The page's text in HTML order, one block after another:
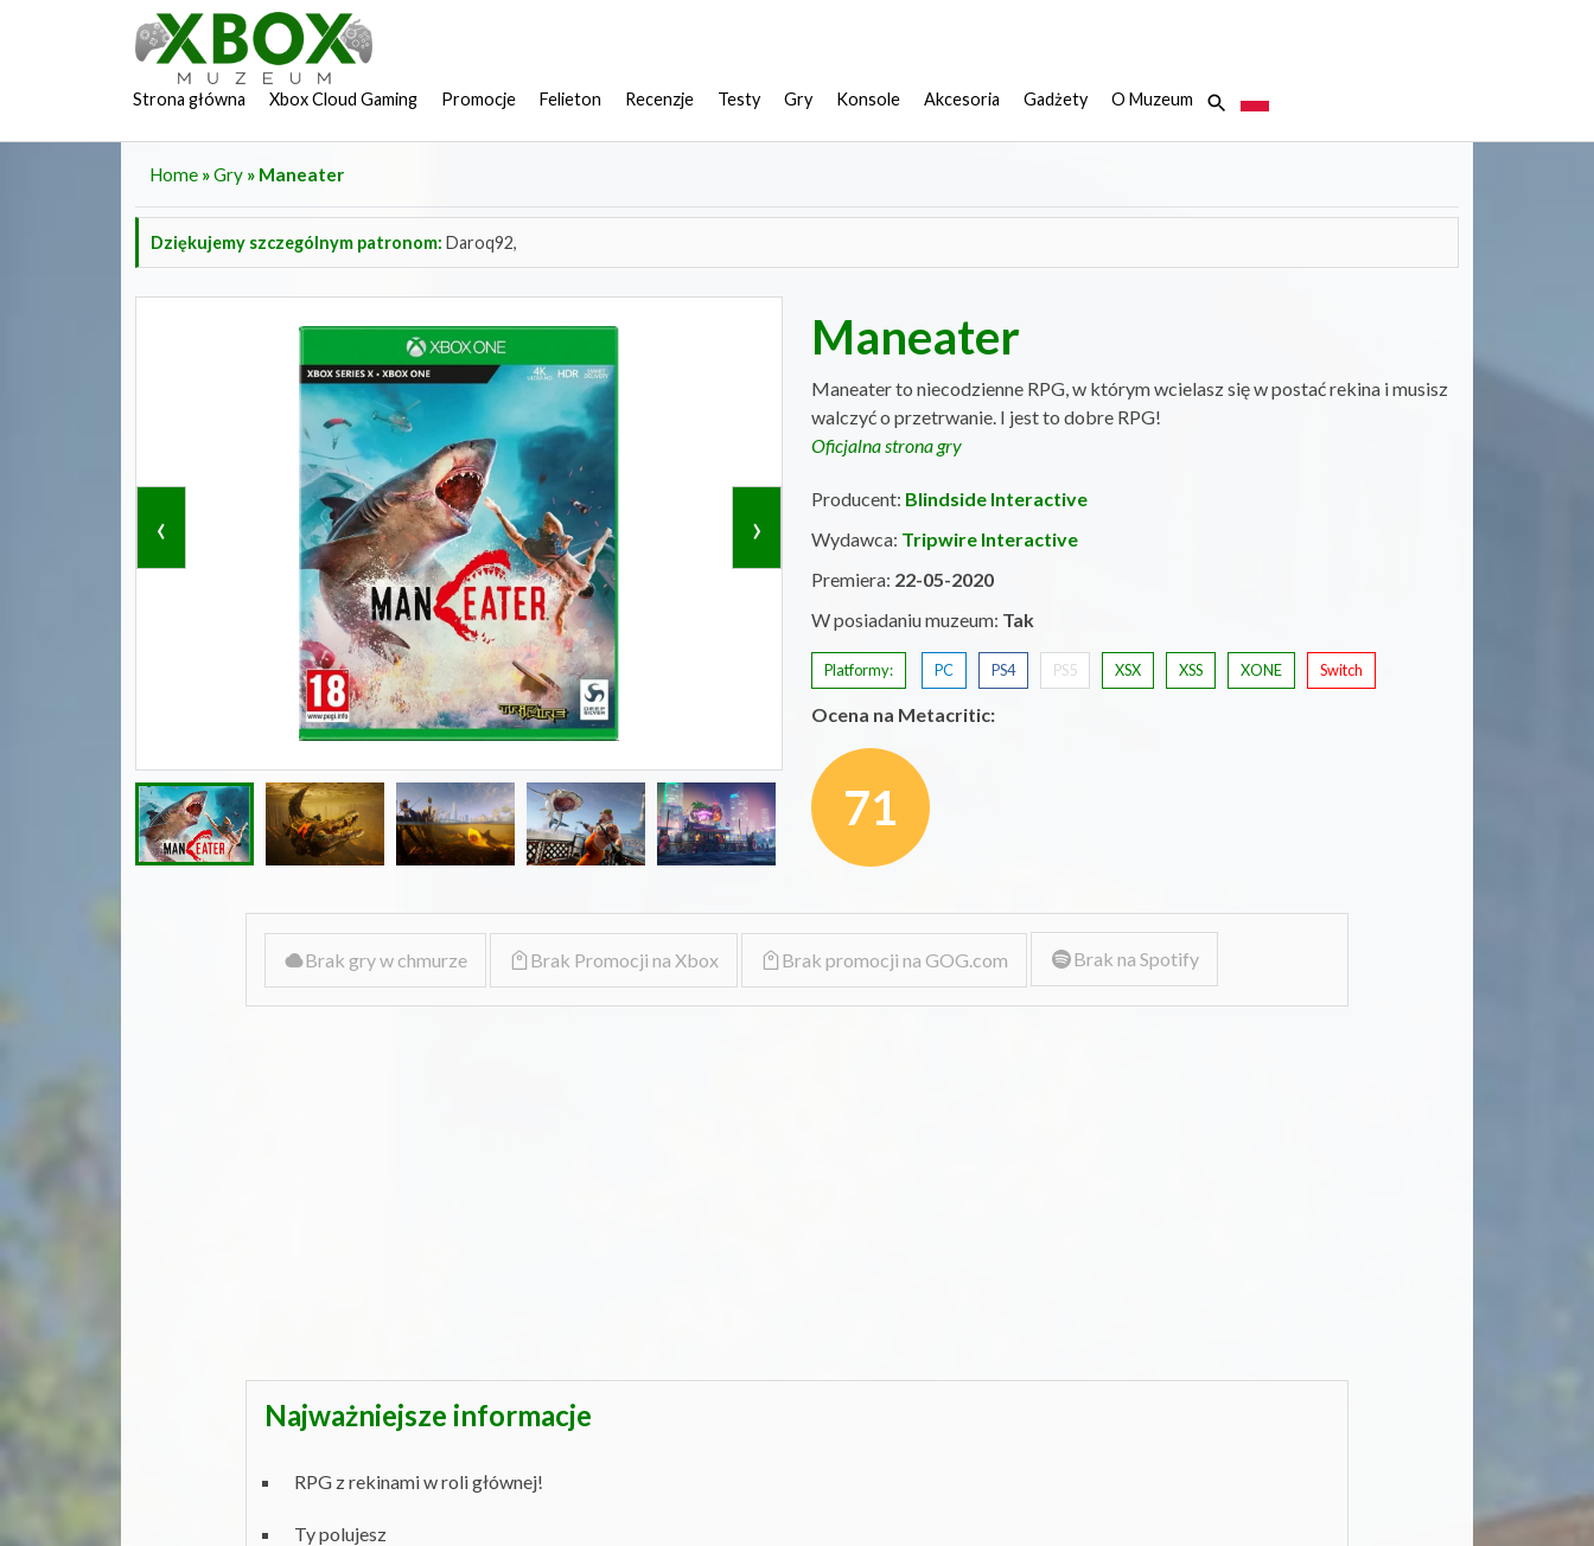
Strona główna Xbox Cloud Gaming Promocje Felieton Recenzje Testy Gry Konsole Akcesoria Gadżety O Muzeum
Home »Gry » Maneater
Dziękujemy szczególnym patronom: Daroq92,
‹ ›
Maneater
Maneater to niecodzienne RPG, w którym wcielasz się w postać rekina i musisz
walczyć o przetrwanie. I jest to dobre RPG!
Oficjalna strona gry
Producent: Blindside Interactive
Wydawca: Tripwire Interactive
Premiera: 22-05-2020
W posiadaniu muzeum: Tak
Platformy: PC PS4 PS5 XSX XSS XONE Switch
Ocena na Metacritic:
71
Brak gry w chmurze Brak Promocji na Xbox Brak promocji na GOG.com Brak na Spotify
Najważniejsze informacje
RPG z rekinami w roli głównej!
Ty polujesz